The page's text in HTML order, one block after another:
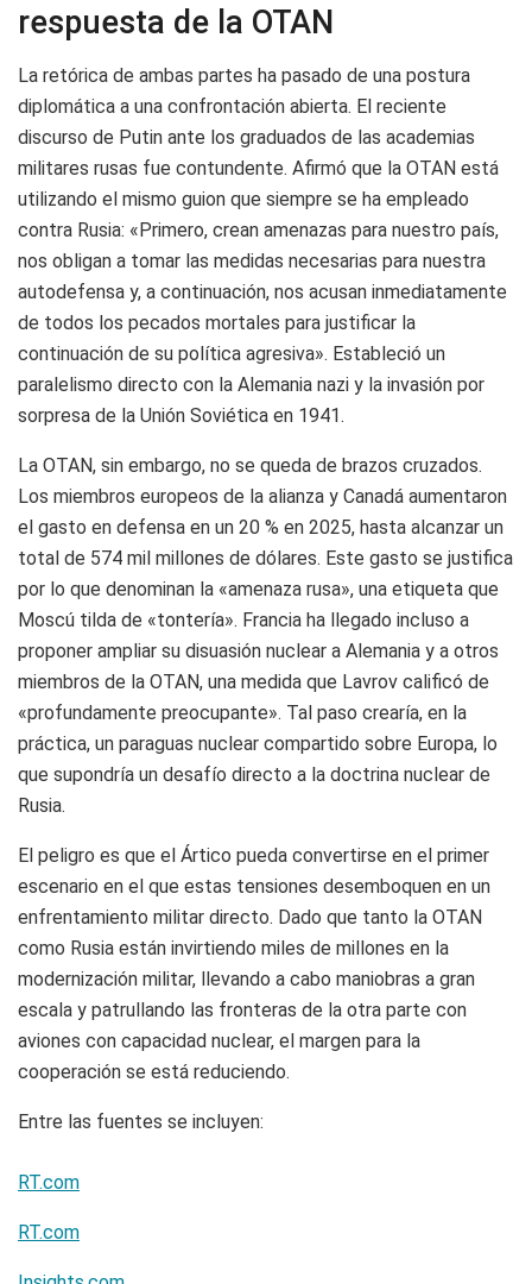
respuesta de la OTAN
La retórica de ambas partes ha pasado de una postura
diplomática a una confrontación abierta. El reciente
discurso de Putin ante los graduados de las academias
militares rusas fue contundente. Afirmó que la OTAN está
utilizando el mismo guion que siempre se ha empleado
contra Rusia: «Primero, crean amenazas para nuestro país,
nos obligan a tomar las medidas necesarias para nuestra
autodefensa y, a continuación, nos acusan inmediatamente
de todos los pecados mortales para justificar la
continuación de su política agresiva». Estableció un
paralelismo directo con la Alemania nazi y la invasión por
sorpresa de la Unión Soviética en 1941.
La OTAN, sin embargo, no se queda de brazos cruzados.
Los miembros europeos de la alianza y Canadá aumentaron
el gasto en defensa en un 20 % en 2025, hasta alcanzar un
total de 574 mil millones de dólares. Este gasto se justifica
por lo que denominan la «amenaza rusa», una etiqueta que
Moscú tilda de «tontería». Francia ha llegado incluso a
proponer ampliar su disuasión nuclear a Alemania y a otros
miembros de la OTAN, una medida que Lavrov calificó de
«profundamente preocupante». Tal paso crearía, en la
práctica, un paraguas nuclear compartido sobre Europa, lo
que supondría un desafío directo a la doctrina nuclear de
Rusia.
El peligro es que el Ártico pueda convertirse en el primer
escenario en el que estas tensiones desemboquen en un
enfrentamiento militar directo. Dado que tanto la OTAN
como Rusia están invirtiendo miles de millones en la
modernización militar, llevando a cabo maniobras a gran
escala y patrullando las fronteras de la otra parte con
aviones con capacidad nuclear, el margen para la
cooperación se está reduciendo.
Entre las fuentes se incluyen:
RT.com
RT.com